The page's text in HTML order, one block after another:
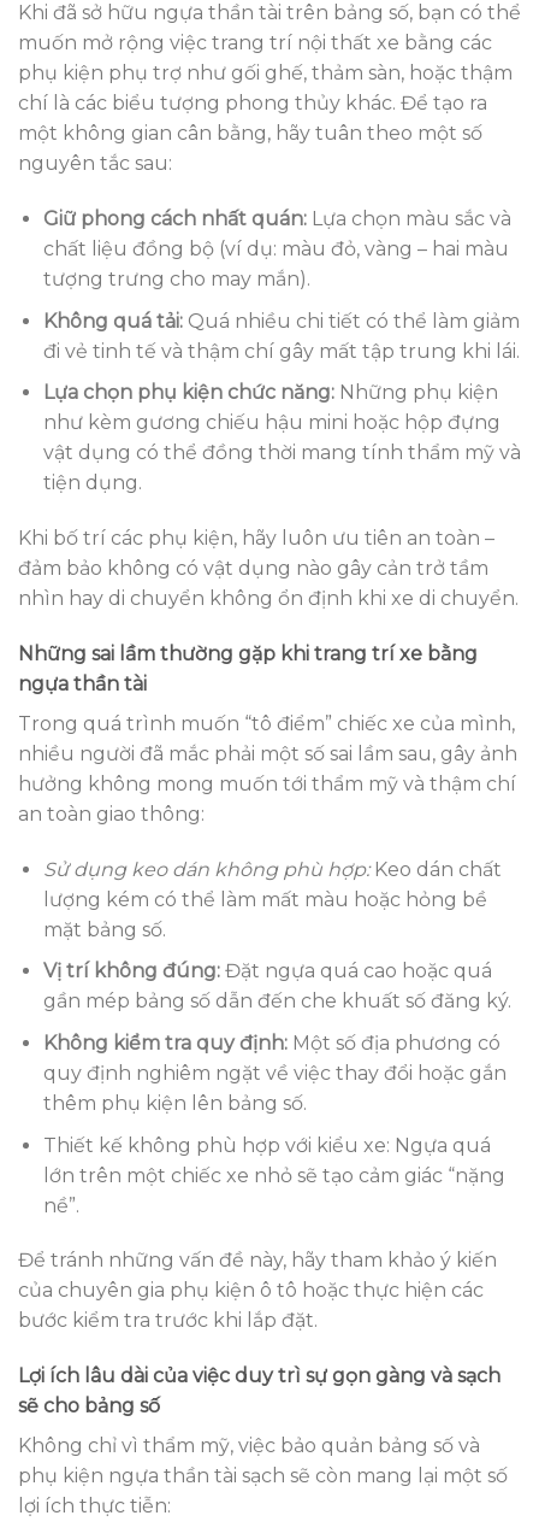
Khi đã sở hữu ngựa thần tài trên bảng số, bạn có thể
muốn mở rộng việc trang trí nội thất xe bằng các
phụ kiện phụ trợ như gối ghế, thảm sàn, hoặc thậm
chí là các biểu tượng phong thủy khác. Để tạo ra
một không gian cân bằng, hãy tuân theo một số
nguyên tắc sau:
Giữ phong cách nhất quán:Lựa chọn màu sắc và
chất liệu đồng bộ (ví dụ: màu đỏ, vàng – hai màu
tượng trưng cho may mắn).
Không quá tải:Quá nhiều chi tiết có thể làm giảm
đi vẻ tinh tế và thậm chí gây mất tập trung khi lái.
Lựa chọn phụ kiện chức năng:Những phụ kiện
như kèm gương chiếu hậu mini hoặc hộp đựng
vật dụng có thể đồng thời mang tính thẩm mỹ và
tiện dụng.
Khi bố trí các phụ kiện, hãy luôn ưu tiên an toàn –
đảm bảo không có vật dụng nào gây cản trở tầm
nhìn hay di chuyển không ổn định khi xe di chuyển.
Những sai lầm thường gặp khi trang trí xe bằng
ngựa thần tài
Trong quá trình muốn “tô điểm” chiếc xe của mình,
nhiều người đã mắc phải một số sai lầm sau, gây ảnh
hưởng không mong muốn tới thẩm mỹ và thậm chí
an toàn giao thông:
Sử dụng keo dán không phù hợp:Keo dán chất
lượng kém có thể làm mất màu hoặc hỏng bề
mặt bảng số.
Vị trí không đúng:Đặt ngựa quá cao hoặc quá
gần mép bảng số dẫn đến che khuất số đăng ký.
Không kiểm tra quy định:Một số địa phương có
quy định nghiêm ngặt về việc thay đổi hoặc gắn
thêm phụ kiện lên bảng số.
Thiết kế không phù hợp với kiểu xe: Ngựa quá
lớn trên một chiếc xe nhỏ sẽ tạo cảm giác “nặng
nề”.
Để tránh những vấn đề này, hãy tham khảo ý kiến
của chuyên gia phụ kiện ô tô hoặc thực hiện các
bước kiểm tra trước khi lắp đặt.
Lợi ích lâu dài của việc duy trì sự gọn gàng và sạch
sẽ cho bảng số
Không chỉ vì thẩm mỹ, việc bảo quản bảng số và
phụ kiện ngựa thần tài sạch sẽ còn mang lại một số
lợi ích thực tiễn: